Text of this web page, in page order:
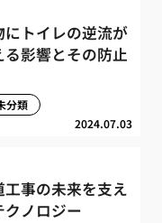
にトイレの逆流が
る影響とその防止
2024.07.03
分類
工事の未来を支え
クノロジー